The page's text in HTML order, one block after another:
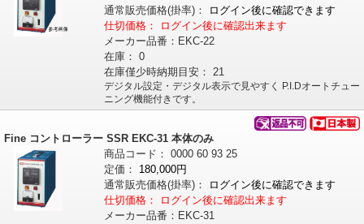
通常販売価格(掛率)：
ログイン後に確認できます
仕切価格：
ログイン後に確認出来ます
メーカー品番： EKC-22
在庫： 0
在庫僅少時納期目安： 21
デジタル設定・デジタル表示で見やすく P.I.Dオートチュー
ニング機能付きです。
Fine コントローラー SSR EKC-31 本体のみ
商品コード： 0000 60 93 25
定価：
180,000円
通常販売価格(掛率)：
ログイン後に確認できます
仕切価格：
ログイン後に確認出来ます
メーカー品番： EKC-31